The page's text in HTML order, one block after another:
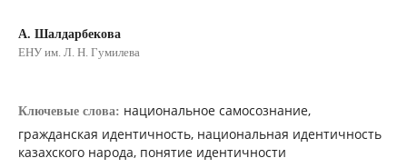
А. Шалдарбекова
ЕНУ им. Л. Н. Гумилева
Ключевые слова: национальное самосознание,
гражданская идентичность, национальная идентичность
казахского народа, понятие идентичности